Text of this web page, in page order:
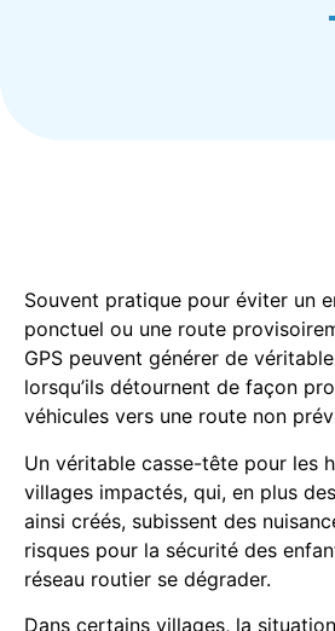
Souvent pratique pour éviter un
ponctuel ou une route
GPS peuvent générer de
lorsqu’ils détournent de façon
véhicules vers une route non
Un véritable casse-tête pour les
villages impactés, qui, en plus
ainsi créés, subissent des
risques pour la sécurité des
réseau routier se dégrader.
Dans certains villages, la